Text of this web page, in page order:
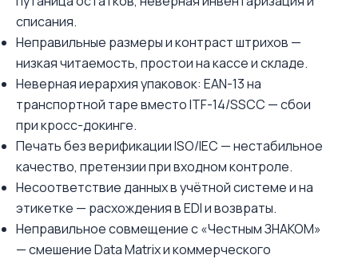
списания.
Неправильные размеры и контраст штрихов —
низкая читаемость, простои на кассе и складе.
Неверная иерархия упаковок: EAN-13 на
транспортной таре вместо ITF-14/SSCC — сбои
при кросс-докинге.
Печать без верификации ISO/IEC — нестабильное
качество, претензии при входном контроле.
Несоответствие данных в учётной системе и на
этикетке — расхождения в EDI и возвраты.
Неправильное совмещение с «Честным ЗНАКОМ»
— смешение Data Matrix и коммерческого